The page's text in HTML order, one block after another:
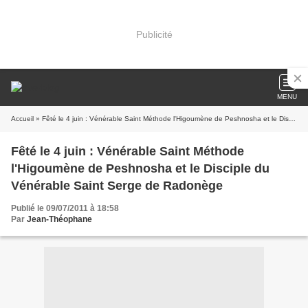
Publicité
MENU
Accueil » Fêté le 4 juin : Vénérable Saint Méthode l'Higoumène de Peshnosha et le Disciple du Vénérable Saint Serge de Radonège
Fêté le 4 juin : Vénérable Saint Méthode
l'Higoumène de Peshnosha et le Disciple du
Vénérable Saint Serge de Radonège
Publié le 09/07/2011 à 18:58
Par Jean-Théophane